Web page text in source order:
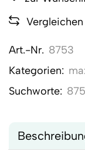
Vergleichen
Art.-Nr. 8753
Kategorien:
Suchworte: